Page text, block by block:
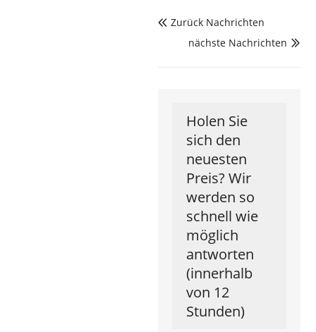
 Zurück Nachrichten

nächste Nachrichten
Holen Sie
sich den
neuesten
Preis? Wir
werden so
schnell wie
möglich
antworten
(innerhalb
von 12
Stunden)